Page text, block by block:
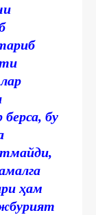
берса, бу
ҳам